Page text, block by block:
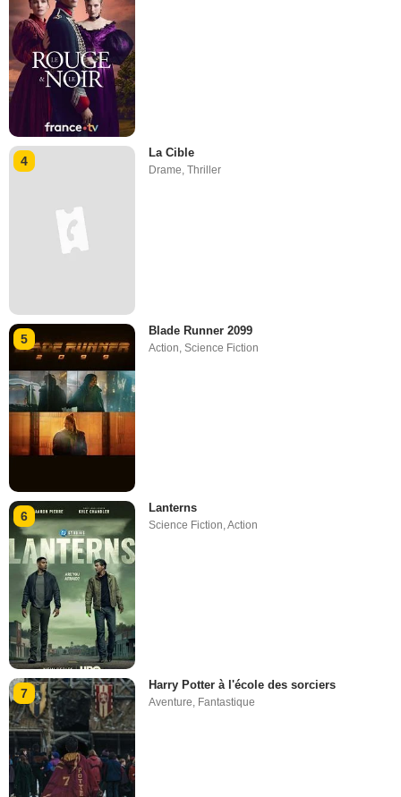
4
La Cible
Drame,Thriller
5
Blade Runner 2099
Action ,Science Fiction
6
Lanterns
Science Fiction,Action
7
Harry Potter à l'école des sorciers
Aventure, Fantastique